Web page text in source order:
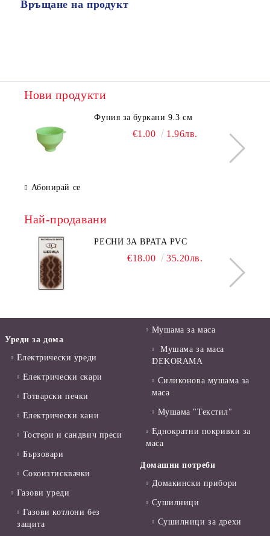
Връщане на продукт
Нови продукти
Фуния за буркани 9.3 см
€1.00 1.96лв.
Абонирай се
Най-продавани
РЕСНИ ЗА ВРАТА PVC
€18.00 35.20лв.
Уреди за дома
Електрически уреди
Електрически скари
Готварски печки
Електрически кани
Тостери и сандвич преси
Бързовари
Сокоизтисквачки
Газови уреди
Газови котлони без
защита
Мушама за маса
Мушама за маса
DEKORAMA
Силиконова мушама за
маса
Мушама "Текстил"
Еднократни покривки за
маса
Домашни потреби
Домакински прибори
Сушилници
Сушилници за дрехи